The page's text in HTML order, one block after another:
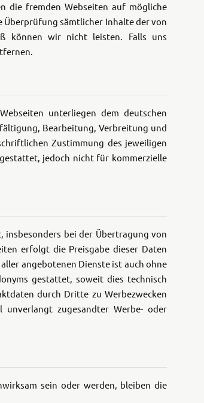
die fremden Webseiten auf mögliche
Überprüfung sämtlicher Inhalte der von
können wir nicht leisten. Falls uns
unterliegen dem deutschen
Bearbeitung, Verbreitung und
Zustimmung des jeweiligen
jedoch nicht für kommerzielle
bei der Übertragung von
erfolgt die Preisgabe dieser Daten
angebotenen Dienste ist auch ohne
gestattet, soweit dies technisch
durch Dritte zu Werbezwecken
zugesandter Werbe- oder
sein oder werden, bleiben die